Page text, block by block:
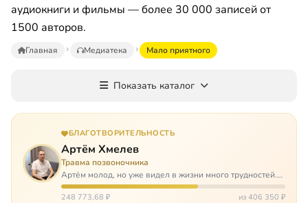
аудиокниги и фильмы — более 30 000 записей от
1500 авторов.
Главная Медиатека Мало приятного
Показать каталог
БЛАГОТВОРИТЕЛЬНОСТЬ
Артём Хмелев
Травма позвоночника
Артём молод, но уже видел в жизни много трудностей.
Он сирота, привык заботится о себе сам, но, когда
случилось несчастье, и он был парализован – остался на
248 773,68 ₽ из 406 350 ₽